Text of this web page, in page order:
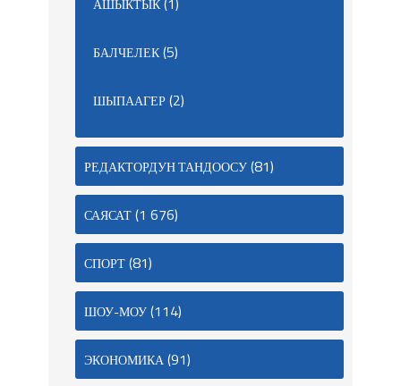
АШЫКТЫК
БАЛЧЕЛЕК(5)
ШЫПААГЕР(2)
РЕДАКТОРДУН ТАНДООСУ(81)
САЯСАТ(1 676)
СПОРТ(81)
ШОУ-МОУ(114)
ЭКОНОМИКА(91)